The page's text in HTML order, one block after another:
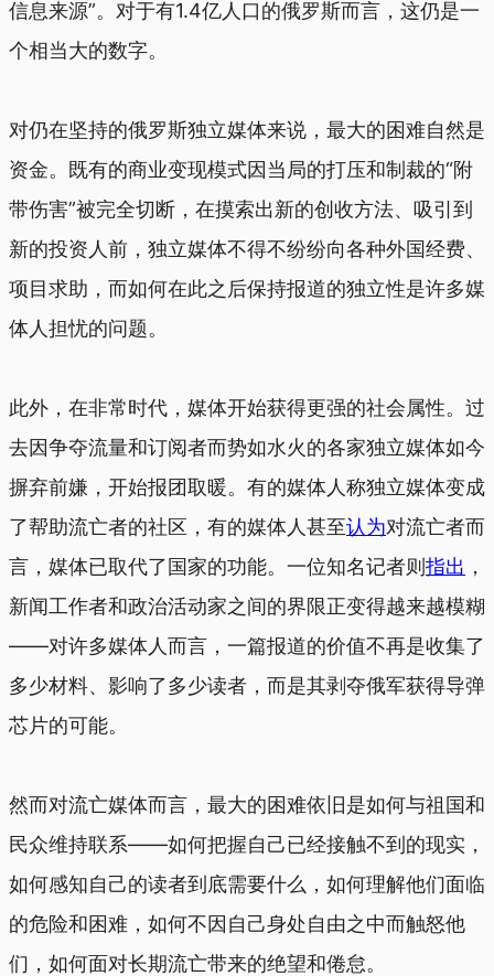
信息来源”。对于有1.4亿人口的俄罗斯而言，这仍是一
个相当大的数字。
对仍在坚持的俄罗斯独立媒体来说，最大的困难自然是
资金。既有的商业变现模式因当局的打压和制裁的“附
带伤害”被完全切断，在摸索出新的创收方法、吸引到
新的投资人前，独立媒体不得不纷纷向各种外国经费、
项目求助，而如何在此之后保持报道的独立性是许多媒
体人担忧的问题。
此外，在非常时代，媒体开始获得更强的社会属性。过
去因争夺流量和订阅者而势如水火的各家独立媒体如今
摒弃前嫌，开始报团取暖。有的媒体人称独立媒体变成
了帮助流亡者的社区，有的媒体人甚至认为对流亡者而
言，媒体已取代了国家的功能。一位知名记者则指出 ，
新闻工作者和政治活动家之间的界限正变得越来越模糊
——对许多媒体人而言，一篇报道的价值不再是收集了
多少材料、影响了多少读者，而是其剥夺俄军获得导弹
芯片的可能。
然而对流亡媒体而言，最大的困难依旧是如何与祖国和
民众维持联系——如何把握自己已经接触不到的现实，
如何感知自己的读者到底需要什么，如何理解他们面临
的危险和困难，如何不因自己身处自由之中而触怒他
们，如何面对长期流亡带来的绝望和倦怠。